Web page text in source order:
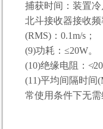
捕获时间：装置
北斗接收器接收频
(RMS)： 0.1m/s；
(9)功耗：≤20W。
(10)绝缘电阻：≮
(11)平均间隔时间
常使用条件下无